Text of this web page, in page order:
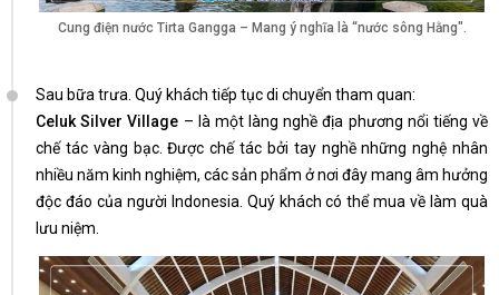
Cung điện nước Tirta Gangga – Mang ý nghĩa là “nước sông Hằng".
Sau bữa trưa. Quý khách tiếp tục di chuyển tham quan:
Celuk Silver Village – là một làng nghề địa phương nổi tiếng về
chế tác vàng bạc. Được chế tác bởi tay nghề những nghệ nhân
nhiều năm kinh nghiệm, các sản phẩm ở nơi đây mang âm hưởng
độc đáo của người Indonesia. Quý khách có thể mua về làm quà
lưu niệm.